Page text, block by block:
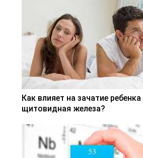
Как влияет на зачатие ребенка
щитовидная железа?